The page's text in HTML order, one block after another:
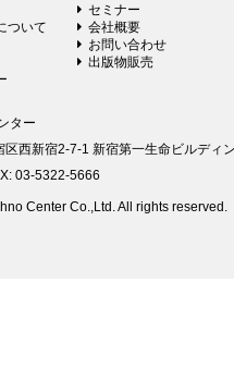
セミナー
ついて
会社概要
お問い合わせ
出版物販売
ター
西新宿2-7-1 新宿第一生命ビルディ
03-5322-5666
Center Co.,Ltd. All rights reserved.